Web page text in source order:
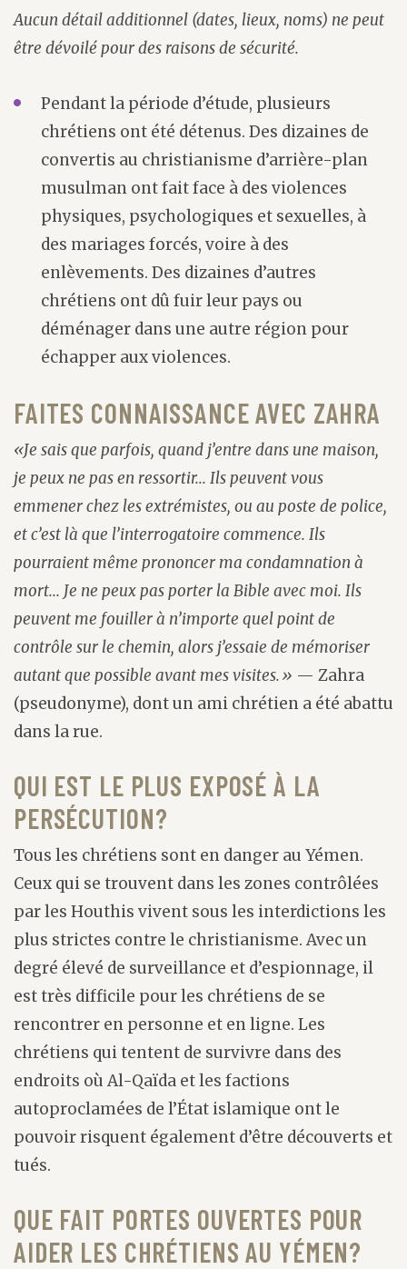
Aucun détail additionnel (dates, lieux, noms) ne peut
être dévoilé pour des raisons de sécurité.
Pendant la période d’étude, plusieurs
chrétiens ont été détenus. Des dizaines de
convertis au christianisme d’arrière-plan
musulman ont fait face à des violences
physiques, psychologiques et sexuelles, à
des mariages forcés, voire à des
enlèvements. Des dizaines d’autres
chrétiens ont dû fuir leur pays ou
déménager dans une autre région pour
échapper aux violences.
FAITES CONNAISSANCE AVEC ZAHRA
«Je sais que parfois, quand j’entre dans une maison,
je peux ne pas en ressortir... Ils peuvent vous
emmener chez les extrémistes, ou au poste de police,
et c’est là que l’interrogatoire commence. Ils
pourraient même prononcer ma condamnation à
mort... Je ne peux pas porter la Bible avec moi. Ils
peuvent me fouiller à n’importe quel point de
contrôle sur le chemin, alors j’essaie de mémoriser
autant que possible avant mes visites.» — Zahra
(pseudonyme), dont un ami chrétien a été abattu
dans la rue.
QUI EST LE PLUS EXPOSÉ À LA
PERSÉCUTION?
Tous les chrétiens sont en danger au Yémen.
Ceux qui se trouvent dans les zones contrôlées
par les Houthis vivent sous les interdictions les
plus strictes contre le christianisme. Avec un
degré élevé de surveillance et d’espionnage, il
est très difficile pour les chrétiens de se
rencontrer en personne et en ligne. Les
chrétiens qui tentent de survivre dans des
endroits où Al-Qaïda et les factions
autoproclamées de l’État islamique ont le
pouvoir risquent également d’être découverts et
tués.
QUE FAIT PORTES OUVERTES POUR
AIDER LES CHRÉTIENS AU YÉMEN?